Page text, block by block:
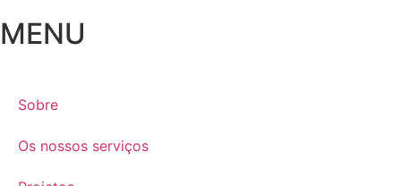
MENU
Sobre
Os nossos serviços